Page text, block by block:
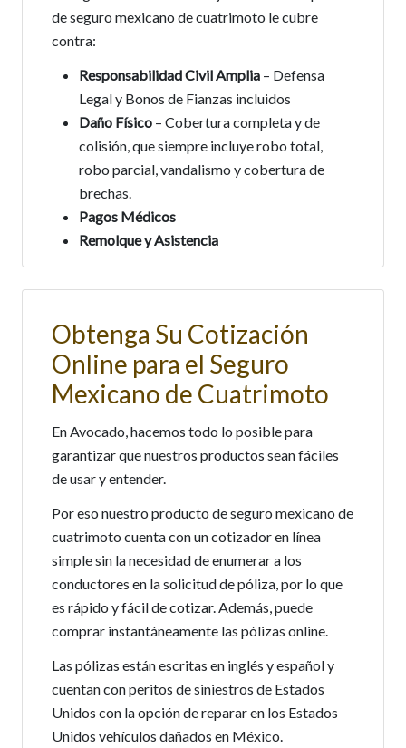
de seguro mexicano de cuatrimoto le cubre
contra:
Responsabilidad Civil Amplia – Defensa
Legal y Bonos de Fianzas incluidos
Daño Físico – Cobertura completa y de
colisión, que siempre incluye robo total,
robo parcial, vandalismo y cobertura de
brechas.
Pagos Médicos
Remolque y Asistencia
Obtenga Su Cotización
Online para el Seguro
Mexicano de Cuatrimoto
En Avocado, hacemos todo lo posible para
garantizar que nuestros productos sean fáciles
de usar y entender.
Por eso nuestro producto de seguro mexicano de
cuatrimoto cuenta con un cotizador en línea
simple sin la necesidad de enumerar a los
conductores en la solicitud de póliza, por lo que
es rápido y fácil de cotizar. Además, puede
comprar instantáneamente las pólizas online.
Las pólizas están escritas en inglés y español y
cuentan con peritos de siniestros de Estados
Unidos con la opción de reparar en los Estados
Unidos vehículos dañados en México.